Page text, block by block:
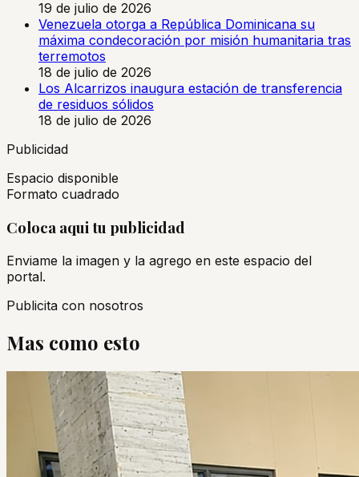
19 de julio de 2026
Venezuela otorga a República Dominicana su
máxima condecoración por misión humanitaria tras
terremotos
18 de julio de 2026
Los Alcarrizos inaugura estación de transferencia
de residuos sólidos
18 de julio de 2026
Publicidad
Espacio disponible
Formato cuadrado
Coloca aqui tu publicidad
Enviame la imagen y la agrego en este espacio del
portal.
Publicita con nosotros
Mas como esto